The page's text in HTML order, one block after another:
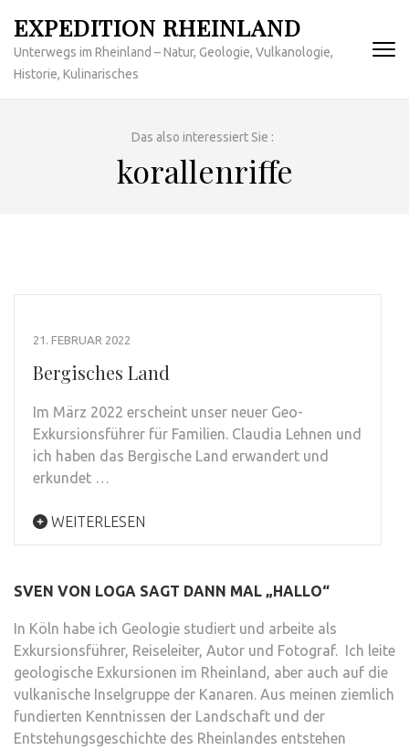
Inhalt
springen
(Enter
EXPEDITION RHEINLAND
Unterwegs im Rheinland – Natur, Geologie, Vulkanologie,
Historie, Kulinarisches
Das also interessiert Sie :
korallenriffe
21. FEBRUAR 2022
Bergisches Land
Im März 2022 erscheint unser neuer Geo-
Exkursionsführer für Familien. Claudia Lehnen und
ich haben das Bergische Land erwandert und
erkundet …
WEITERLESEN
SVEN VON LOGA SAGT DANN MAL „HALLO“
In Köln habe ich Geologie studiert und arbeite als
Exkursionsführer, Reiseleiter, Autor und Fotograf. Ich leite
geologische Exkursionen im Rheinland, aber auch auf die
vulkanische Inselgruppe der Kanaren. Aus meinen ziemlich
fundierten Kenntnissen der Landschaft und der
Entstehungsgeschichte des Rheinlandes entstehen